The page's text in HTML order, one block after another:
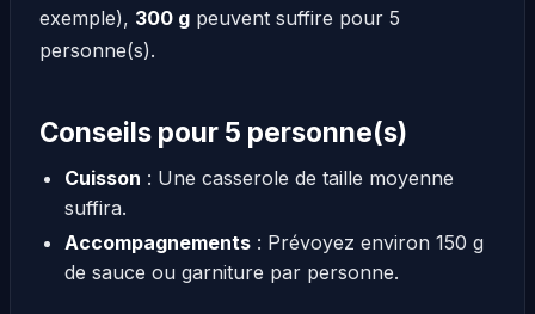
exemple), 300 g peuvent suffire pour 5
personne(s).
Conseils pour 5 personne(s)
Cuisson : Une casserole de taille moyenne
suffira.
Accompagnements: Prévoyez environ 150 g
de sauce ou garniture par personne.